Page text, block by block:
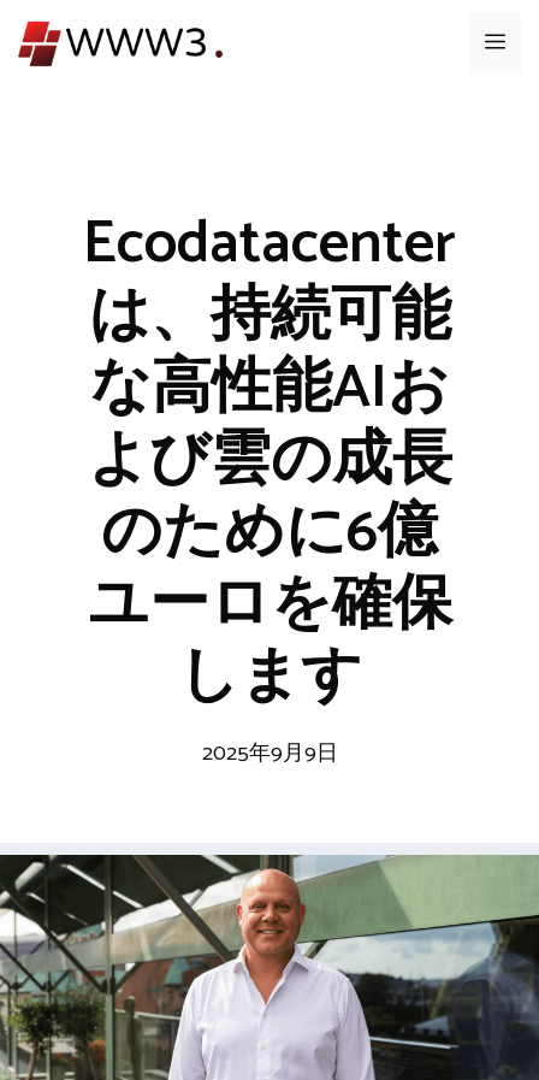
ン
メ
Ecodatacenter
は、持続可能
な高性能AIお
よび雲の成長
のために6億
ユーロを確保
します
2025年9月9日